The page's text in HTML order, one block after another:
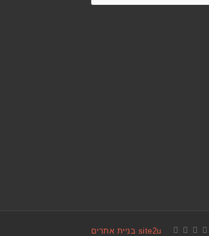
site2u בניית אתרים